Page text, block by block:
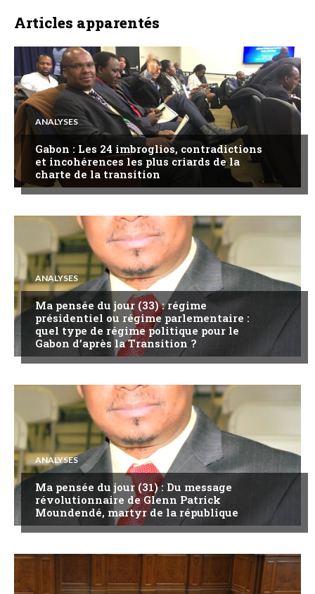
Articles apparentés
ANALYSES
Gabon : Les 24 imbroglios, contradictions
et incohérences les plus criards de la
charte de la transition
ANALYSES
Ma pensée du jour (33) : régime
présidentiel ou régime parlementaire :
quel type de régime politique pour le
Gabon d’après la Transition ?
ANALYSES
Ma pensée du jour (31) : Du message
révolutionnaire de Glenn Patrick
Moundendé, martyr de la république